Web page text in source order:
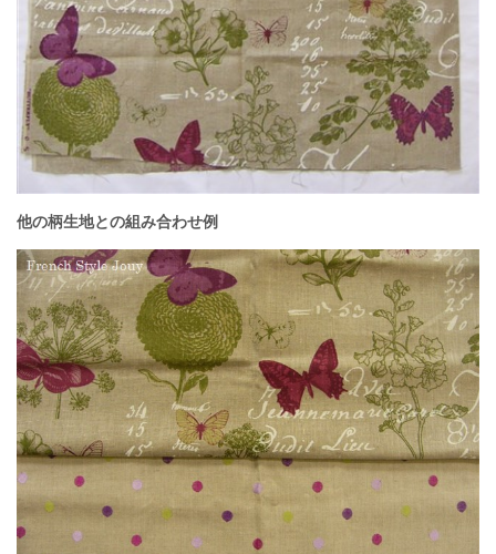
他の柄生地との組み合わせ例